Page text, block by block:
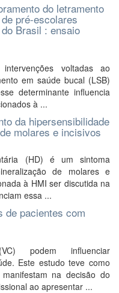
do letramento
pré-escolares
Brasil : ensaio
voltadas ao
em saúde bucal (LSB)
determinante influencia
à ...
da hipersensibilidade
molares e incisivos
(HD) é um sintoma
de molares e
à HMI ser discutida na
essa ...
de pacientes com
podem influenciar
Este estudo teve como
na decisão do
ao apresentar ...